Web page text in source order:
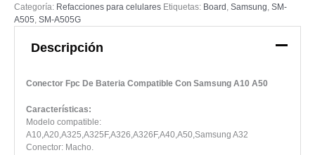
Categoría: Refacciones para celulares Etiquetas: Board , Samsung, SM-
A505, SM-A505G
Descripción
Conector Fpc De Bateria Compatible Con Samsung A10 A50
Características:
Modelo compatible:
A10,A20,A325,A325F,A326,A326F,A40,A50,Samsung A32
Conector: Macho.